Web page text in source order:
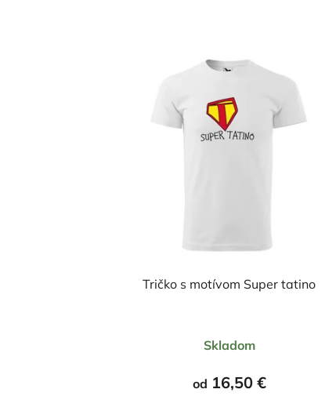
Tričko s motívom Super tatino
hodnotenie
produktu
je
Skladom
od 16,50 €